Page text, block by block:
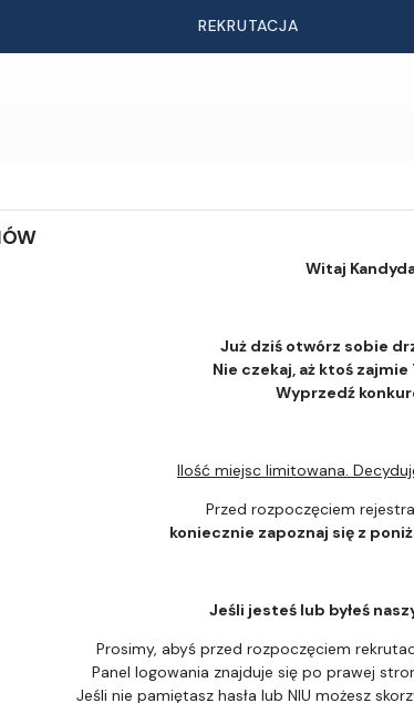
REKRUTACJA
Witaj
Już dziś otwórz sobie
Nie czekaj, aż ktoś
Wyprzedź
Ilość miejsc limitowana.
Przed rozpoczęciem
koniecznie zapoznaj się z
Jeśli jesteś lub byłeś
Prosimy, abyś przed rozpoczęciem
Panel logowania znajduje się po prawej
Jeśli nie pamiętasz hasła lub NIU możesz